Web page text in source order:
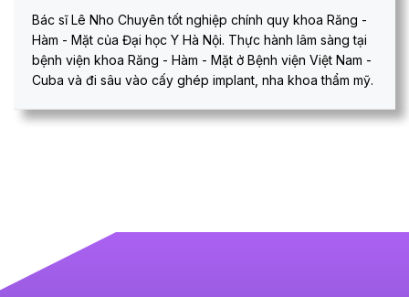
Bác sĩ Lê Nho Chuyên tốt nghiệp chính quy khoa Răng -
Hàm - Mặt của Đại học Y Hà Nội. Thực hành lâm sàng tại
bệnh viện khoa Răng - Hàm - Mặt ở Bệnh viện Việt Nam -
Cuba và đi sâu vào cấy ghép implant, nha khoa thẩm mỹ.